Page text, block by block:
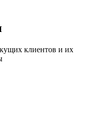
клиентов и их